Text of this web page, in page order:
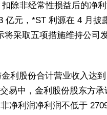
除非经常性损益后的净
亿元，*ST 利源在 4 月披
将采取五项措施维持公司
利股份合计营业收入达
易中，金利股份股东方承
净利润净利润不低于